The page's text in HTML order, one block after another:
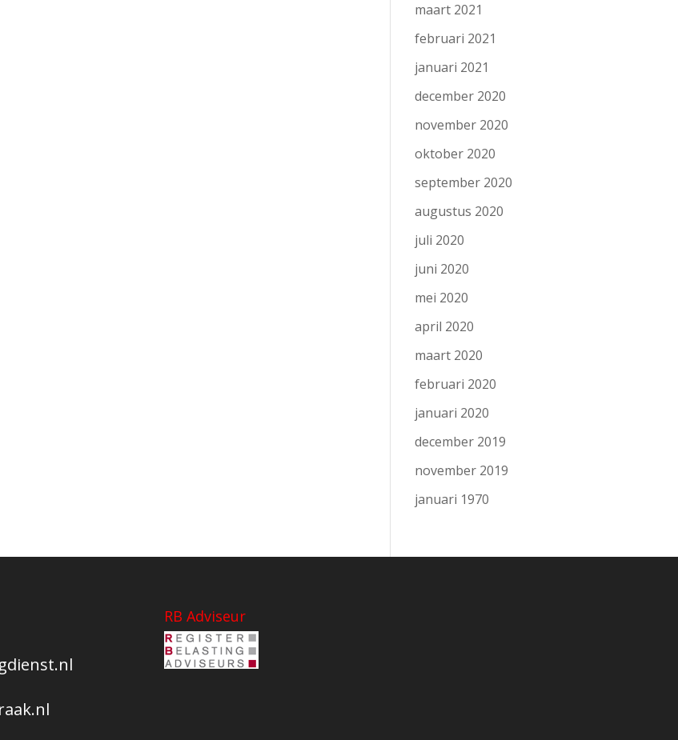
maart 2021
februari 2021
januari 2021
december 2020
november 2020
oktober 2020
september 2020
augustus 2020
juli 2020
juni 2020
mei 2020
april 2020
maart 2020
februari 2020
januari 2020
december 2019
november 2019
januari 1970
RB Adviseur